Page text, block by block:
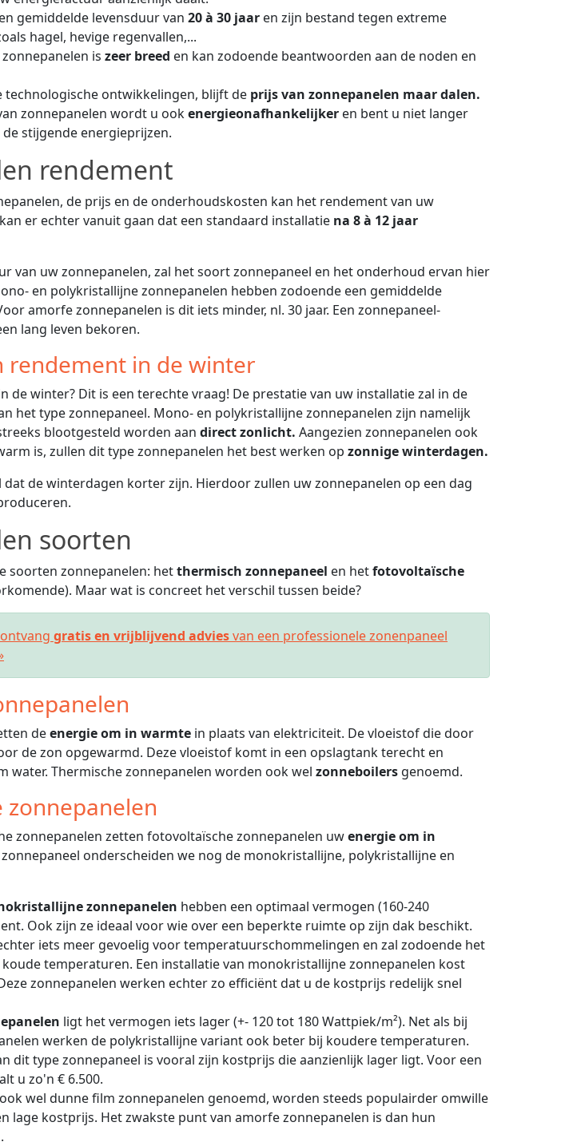
gemiddelde levensduur van 20 à 30 jaar en zijn bestand tegen extreme
hagel, hevige regenvallen,...
is zeer breed en kan zodoende beantwoorden aan de noden en
technologische ontwikkelingen, blijft de prijs van zonnepanelen maar dalen.
zonnepanelen wordt u ookenergieonafhankelijker en bent u niet langer
stijgende energieprijzen.
rendement
de prijs en de onderhoudskosten kan het rendement van uw
er echter vanuit gaan dat een standaard installatie na 8 à 12 jaar
van uw zonnepanelen, zal het soort zonnepaneel en het onderhoud ervan hier
en polykristallijne zonnepanelen hebben zodoende een gemiddelde
amorfe zonnepanelen is dit iets minder, nl. 30 jaar. Een zonnepaneel-
lang leven bekoren.
in de winter
de winter? Dit is een terechte vraag! De prestatie van uw installatie zal in de
het type zonnepaneel. Mono- en polykristallijne zonnepanelen zijn namelijk
blootgesteld worden aan direct zonlicht. Aangezien zonnepanelen ook
is, zullen dit type zonnepanelen het best werken op zonnige winterdagen.
de winterdagen korter zijn. Hierdoor zullen uw zonnepanelen op een dag
soorten
soorten zonnepanelen: hetthermisch zonnepaneel en hetfotovoltaïsche
Maar wat is concreet het verschil tussen beide?
gratis en vrijblijvend adviesvan een professionele zonenpaneel
deenergie om in warmte in plaats van elektriciteit. De vloeistof die door
de zon opgewarmd. Deze vloeistof komt in een opslagtank terecht en
water. Thermische zonnepanelen worden ook wel zonneboilers genoemd.
zonnepanelen zetten fotovoltaïsche zonnepanelen uwenergie om in
onderscheiden we nog de monokristallijne, polykristallijne en
zonnepanelen hebben een optimaal vermogen (160-240
Ook zijn ze ideaal voor wie over een beperkte ruimte op zijn dak beschikt.
iets meer gevoelig voor temperatuurschommelingen en zal zodoende het
temperaturen. Een installatie van monokristallijne zonnepanelen kost
zonnepanelen werken echter zo efficiënt dat u de kostprijs redelijk snel
ligt het vermogen iets lager (+- 120 tot 180 Wattpiek/m²). Net als bij
werken de polykristallijne variant ook beter bij koudere temperaturen.
dit type zonnepaneel is vooral zijn kostprijs die aanzienlijk lager ligt. Voor een
u zo'n € 6.500.
wel dunne film zonnepanelen genoemd, worden steeds populairder omwille
lage kostprijs. Het zwakste punt van amorfe zonnepanelen is dan hun